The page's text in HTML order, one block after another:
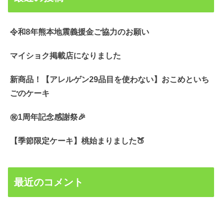
令和8年熊本地震義援金ご協力のお願い
マイショク掲載店になりました
新商品！【アレルゲン29品目を使わない】おこめといち
ごのケーキ
㊗️1周年記念感謝祭🎉
【季節限定ケーキ】桃始まりました🍑
最近のコメント